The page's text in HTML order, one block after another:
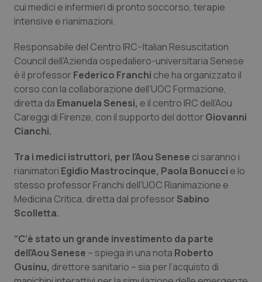
Friuli Venezia Giulia
Liguria
Lombardia
Marche
Molise
Piemonte
Provincia Autonoma di Bolzano
Provincia Autonoma di Trento
Dermatite Atopica
Disturbi dell’umore
Dolore
Donna & Salute
Epatiti
HIV
Infezioni & Febbre
Ipertensione & Scompenso
cui medici e infermieri di pronto soccorso, terapie
intensive e rianimazioni.
Responsabile del Centro IRC–Italian Resuscitation
Council dell’Azienda ospedaliero-universitaria Senese
è il professor Federico Franchi che ha organizzato il
corso con la collaborazione dell’UOC Formazione,
diretta da Emanuela Senesi, e il centro IRC dell’Aou
Careggi di Firenze, con il supporto del dottor Giovanni
Cianchi.
Tra i medici istruttori, per l’Aou Senese ci saranno i
rianimatori Egidio Mastrocinque, Paola Bonucci e lo
stesso professor Franchi dell’UOC Rianimazione e
Medicina Critica, diretta dal professor Sabino
Scolletta.
“C’è stato un grande investimento da parte
dell’Aou Senese – spiega in una nota Roberto
Gusinu, direttore sanitario – sia per l’acquisto di